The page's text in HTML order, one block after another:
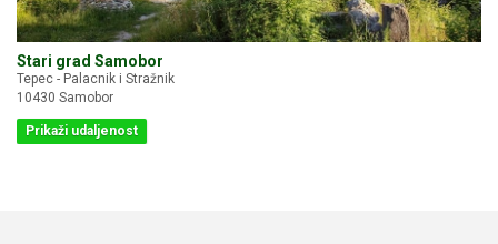
Stari grad Samobor
Tepec - Palacnik i Stražnik
10430 Samobor
Prikaži udaljenost